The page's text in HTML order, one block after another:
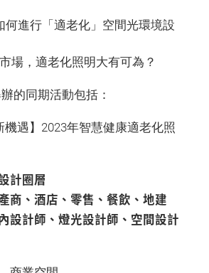
進行「適老化」空間光環境設
場，適老化照明大有可為？
的同期活動包括：
機遇】2023年智慧健康適老化照
計圈層
商、酒店、零售、餐飲、地建
設計師、燈光設計師、空間設計